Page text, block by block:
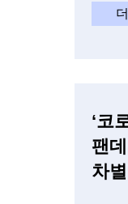
‘코
팬
차